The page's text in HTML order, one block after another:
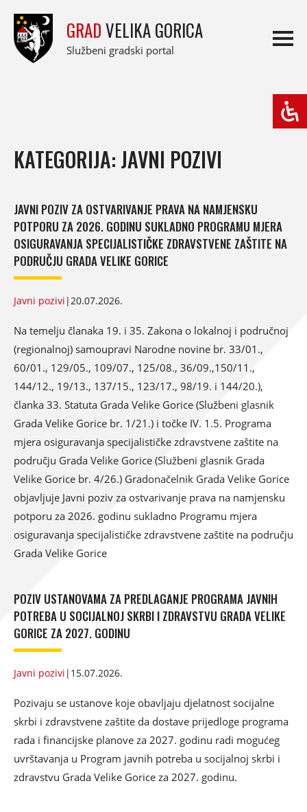
GRADVELIKA GORICA
Službeni gradski portal
KATEGORIJA: JAVNI POZIVI
JAVNI POZIV ZA OSTVARIVANJE PRAVA NA NAMJENSKU
POTPORU ZA 2026. GODINU SUKLADNO PROGRAMU MJERA
OSIGURAVANJA SPECIJALISTIČKE ZDRAVSTVENE ZAŠTITE NA
PODRUČJU GRADA VELIKE GORICE
Javni pozivi |20.07.2026.
Na temelju članaka 19. i 35. Zakona o lokalnoj i područnoj
(regionalnoj) samoupravi Narodne novine br. 33/01.,
60/01., 129/05., 109/07., 125/08., 36/09.,150/11.,
144/12., 19/13., 137/15., 123/17., 98/19. i 144/20.),
članka 33. Statuta Grada Velike Gorice (Službeni glasnik
Grada Velike Gorice br. 1/21.) i točke IV. 1.5. Programa
mjera osiguravanja specijalističke zdravstvene zaštite na
području Grada Velike Gorice (Službeni glasnik Grada
Velike Gorice br. 4/26.) Gradonačelnik Grada Velike Gorice
objavljuje Javni poziv za ostvarivanje prava na namjensku
potporu za 2026. godinu sukladno Programu mjera
osiguravanja specijalističke zdravstvene zaštite na području
Grada Velike Gorice
POZIV USTANOVAMA ZA PREDLAGANJE PROGRAMA JAVNIH
POTREBA U SOCIJALNOJ SKRBI I ZDRAVSTVU GRADA VELIKE
GORICE ZA 2027. GODINU
Javni pozivi | 15.07.2026.
Pozivaju se ustanove koje obavljaju djelatnost socijalne
skrbi i zdravstvene zaštite da dostave prijedloge programa
rada i financijske planove za 2027. godinu radi mogućeg
uvrštavanja u Program javnih potreba u socijalnoj skrbi i
zdravstvu Grada Velike Gorice za 2027. godinu.